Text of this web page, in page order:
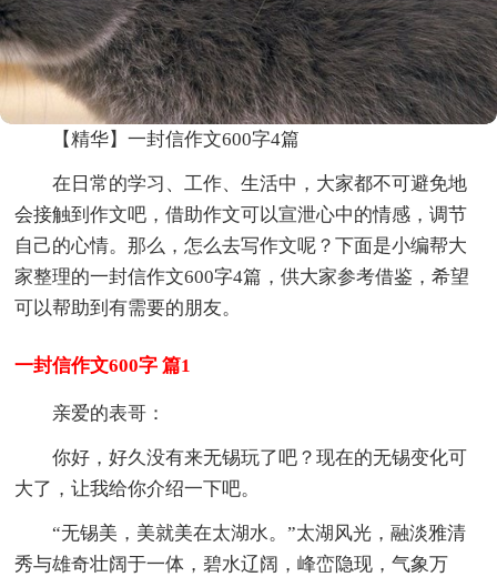
【精华】一封信作文600字4篇
在日常的学习、工作、生活中，大家都不可避免地
会接触到作文吧，借助作文可以宣泄心中的情感，调节
自己的心情。那么，怎么去写作文呢？下面是小编帮大
家整理的一封信作文600字4篇，供大家参考借鉴，希望
可以帮助到有需要的朋友。
一封信作文600字 篇1
亲爱的表哥：
你好，好久没有来无锡玩了吧？现在的无锡变化可
大了，让我给你介绍一下吧。
“无锡美，美就美在太湖水。”太湖风光，融淡雅清
秀与雄奇壮阔于一体，碧水辽阔，峰峦隐现，气象万